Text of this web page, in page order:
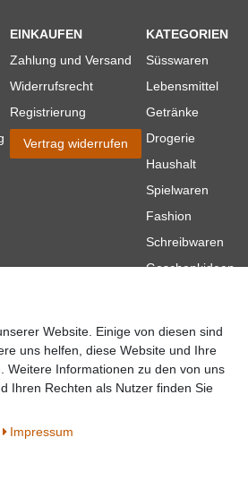
EINKAUFEN
Zahlung und Versand
Widerrufsrecht
Registrierung
Vertrag widerrufen
KATEGORIEN
Süsswaren
Lebensmittel
Getränke
Drogerie
Haushalt
Spielwaren
Fashion
Schreibwaren
Geschenkideen
Topmarken
WIR AKZEPTIEREN
Website. Einige von diesen sind
uns helfen, diese Website und Ihre
Weitere Informationen zu den von uns
Ihren Rechten als Nutzer finden Sie
Impressum